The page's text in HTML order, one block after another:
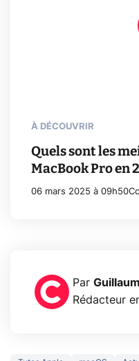
À DÉCOUVRIR
Quels sont les
MacBook Pro en
06 mars 2025 à 09h50
Par
Rédacteur